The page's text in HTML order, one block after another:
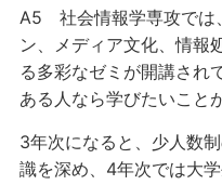
A5 社会情報学専攻では
ン、メディア文化、情報
る多彩なゼミが開講され
ある人なら学びたいこと
3年次になると、少人数
識を深め、4年次では大